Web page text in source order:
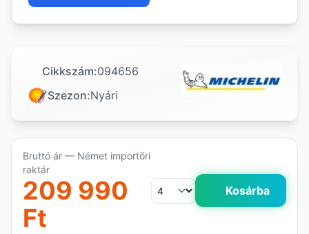
Cikkszám:094656
Szezon:Nyári
Bruttó ár — Német importőri
raktár
209 990
Ft
Kosárba